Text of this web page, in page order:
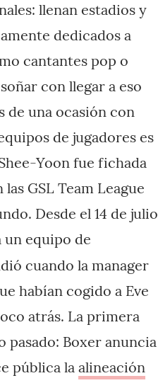
llenan estadios y
dedicados a
cantantes pop o
con llegar a eso
de una ocasión con
de jugadores es
Yoon fue fichada
GSL Team League
Desde el 14 de julio
un equipo de
cuando la manager
habían cogido a Eve
atrás. La primera
pasado: Boxer anuncia
pública la alineación